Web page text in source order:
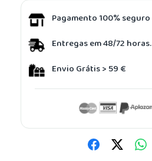
Pagamento 100% seguro
Entregas em 48/72 horas.
Envio Grátis > 59 €